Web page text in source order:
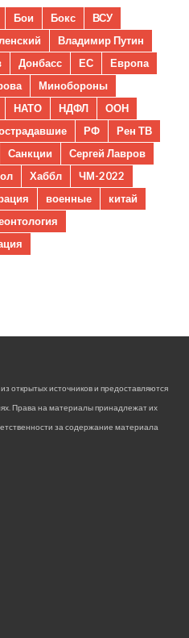
Бои Бокс
ВСУ
Владимир Путин
Донбасс ЕС
Европа
Минобороны
НАТО НДФЛ
ООН
РФ
Рен ТВ
Санкции
Сергей Лавров
Хаббл
ЧМ-2022
военные
китай
открытых источников и предоставляются
Права на материалы принадлежат их
за содержание материала